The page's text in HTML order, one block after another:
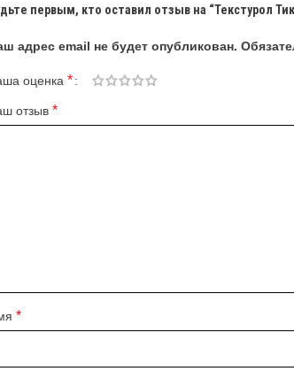
первым, кто оставил отзыв на “Текстурол
адрес email не будет опубликован.
оценка *
отзыв *
*